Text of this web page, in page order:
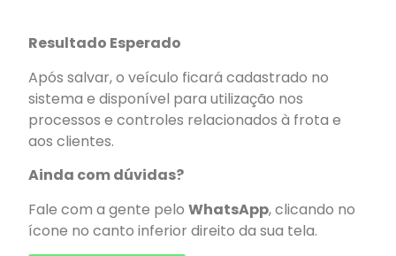
Resultado Esperado
Após salvar, o veículo ficará cadastrado no
sistema e disponível para utilização nos
processos e controles relacionados à frota e
aos clientes.
Ainda com dúvidas?
Fale com a gente pelo WhatsApp, clicando no
ícone no canto inferior direito da sua tela.